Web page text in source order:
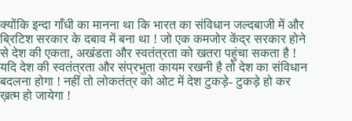
क्योंकि इन्दा गाँधी का मानना था कि भारत का संविधान जल्दबाजी में और
ब्रिटिश सरकार के दबाव में बना था ! जो एक कमजोर केंद्र सरकार होने
से देश की एकता, अखंडता और स्वतंत्रता को खतरा पहुंचा सकता है !
यदि देश की स्वतंत्रता और संप्रभुता कायम रखनी है तो देश का संविधान
बदलना होगा ! नहीं तो लोकतंत्र को ओट में देश टुकड़े- टुकड़े हो कर
ख़त्म हो जायेगा !